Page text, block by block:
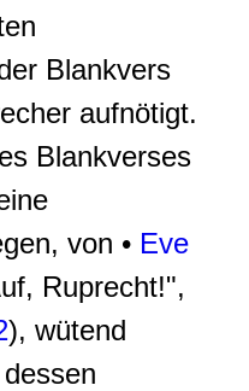
Blankvers
aufnötigt.
Blankverses
von • Eve
Ruprecht!",
), wütend